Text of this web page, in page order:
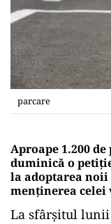
parcare
Aproape 1.200
duminică o
la adoptarea noii
menținerea celei
La sfârșitul